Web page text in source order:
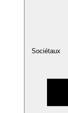
Sociétaux